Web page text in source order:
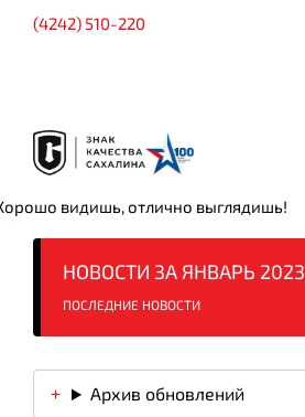
видишь, отлично выглядишь!
(4242) 510-220
НОВОСТИ ЗА ЯНВАРЬ 2023
ПОСЛЕДНИЕ НОВОСТИ
Архив обновлений